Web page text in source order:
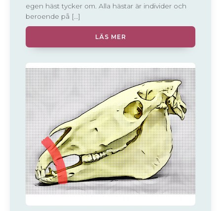
egen häst tycker om. Alla hästar är individer och
beroende på […]
LÄS MER